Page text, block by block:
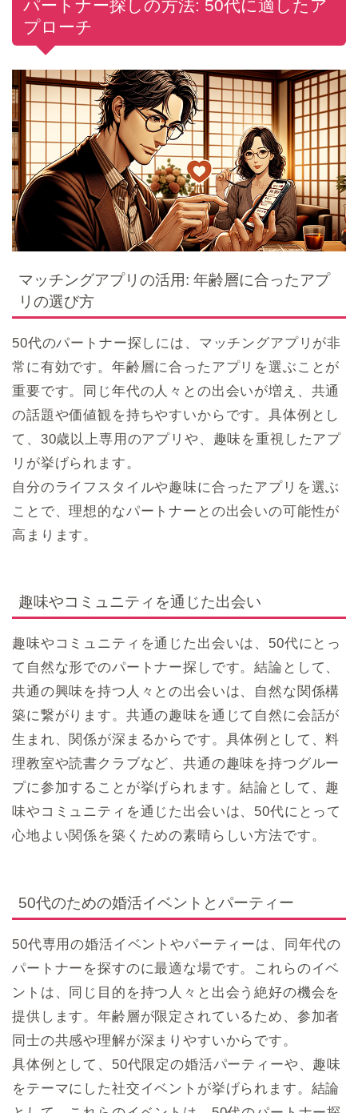
パートナー探しの方法: 50代に適したア
プローチ
マッチングアプリの活用: 年齢層に合ったアプ
リの選び方
50代のパートナー探しには、マッチングアプリが非
常に有効です。年齢層に合ったアプリを選ぶことが
重要です。同じ年代の人々との出会いが増え、共通
の話題や価値観を持ちやすいからです。具体例とし
て、30歳以上専用のアプリや、趣味を重視したアプ
リが挙げられます。
自分のライフスタイルや趣味に合ったアプリを選ぶ
ことで、理想的なパートナーとの出会いの可能性が
高まります。
趣味やコミュニティを通じた出会い
趣味やコミュニティを通じた出会いは、50代にとっ
て自然な形でのパートナー探しです。結論として、
共通の興味を持つ人々との出会いは、自然な関係構
築に繋がります。共通の趣味を通じて自然に会話が
生まれ、関係が深まるからです。具体例として、料
理教室や読書クラブなど、共通の趣味を持つグルー
プに参加することが挙げられます。結論として、趣
味やコミュニティを通じた出会いは、50代にとって
心地よい関係を築くための素晴らしい方法です。
50代のための婚活イベントとパーティー
50代専用の婚活イベントやパーティーは、同年代の
パートナーを探すのに最適な場です。これらのイベ
ントは、同じ目的を持つ人々と出会う絶好の機会を
提供します。年齢層が限定されているため、参加者
同士の共感や理解が深まりやすいからです。
具体例として、50代限定の婚活パーティーや、趣味
をテーマにした社交イベントが挙げられます。結論